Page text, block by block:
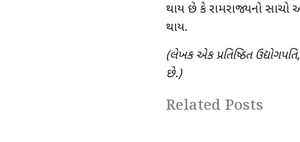
થાય છે કે રામરાજ્યનો સાચો
થાય.
(લેખક એક પ્રતિષ્ઠિત
છે.)
Related Posts